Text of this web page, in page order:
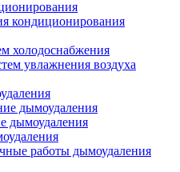
кондиционирования
холодоснабжения
увлажнения воздуха
дымоудаления
дымоудаления
работы дымоудаления